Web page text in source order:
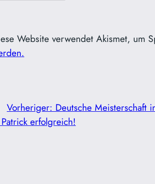
Website verwendet Akismet, um
Vorheriger: Deutsche Meisterschaft
erfolgreich!